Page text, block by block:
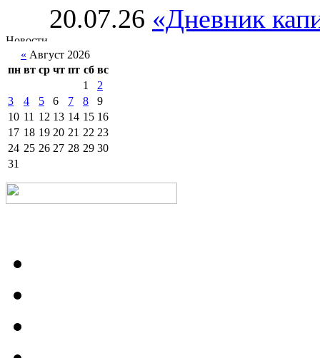
20.07.26 «Дневник
« Август 2026
пн вт ср чт пт сб вс
1
2
3
4 5 6 7 8
9
10 11 12 13 14 15 16
17 18 19 20 21 22 23
24 25 26 27 28 29 30
31